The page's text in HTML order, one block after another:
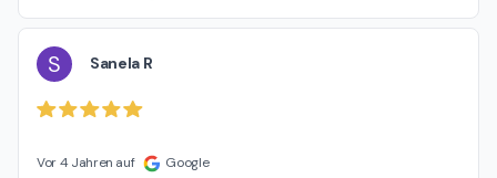
S Sanela R
Vor 4 Jahren auf Google